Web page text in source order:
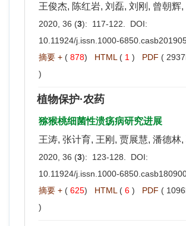
王俊杰, 陈红岩, 刘磊, 刘刚, 曾朝辉
2020, 36 (3): 117-122. DOI:
10.11924/j.issn.1000-
摘要 + ( 878) HTML ( 1 ) PDF (
)
植物保护·农药
猕猴桃细菌性溃疡病研究进展
王涛, 张计育, 王刚, 贾展慧, 潘德林,
2020, 36 (3): 123-128. DOI:
10.11924/j.issn.1000-
摘要 + ( 625) HTML ( 6 ) PDF (
)